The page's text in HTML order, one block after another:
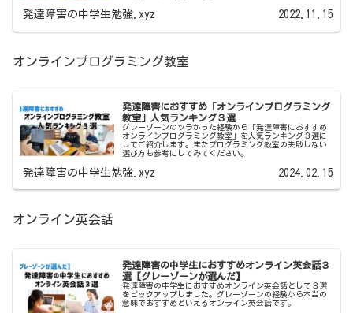
発達障害の中学生勉強.xyz 2022.11.15
オンラインプログラミング教室
発達障害におすすめ「オンラインプログラミング
教室」人気ランキング３選
グレーゾーンのツラかった経験から「発達障害におすすめ
オンラインプログラミング教室」を人気ランキング３選に
してご紹介します。またプログラミング教室の失敗しない
選び方も参考にしてみてください。
発達障害の中学生勉強.xyz 2024.02.15
オンライン英会話
発達障害の中学生におすすめオンライン英会話３
選【グレーゾーンが選んだ】
発達障害の中学生におすすめオンライン英会話として３選
をピックアップしました。グレーゾーンの経験から本当の
意味でおすすめといえるオンライン英会話です。